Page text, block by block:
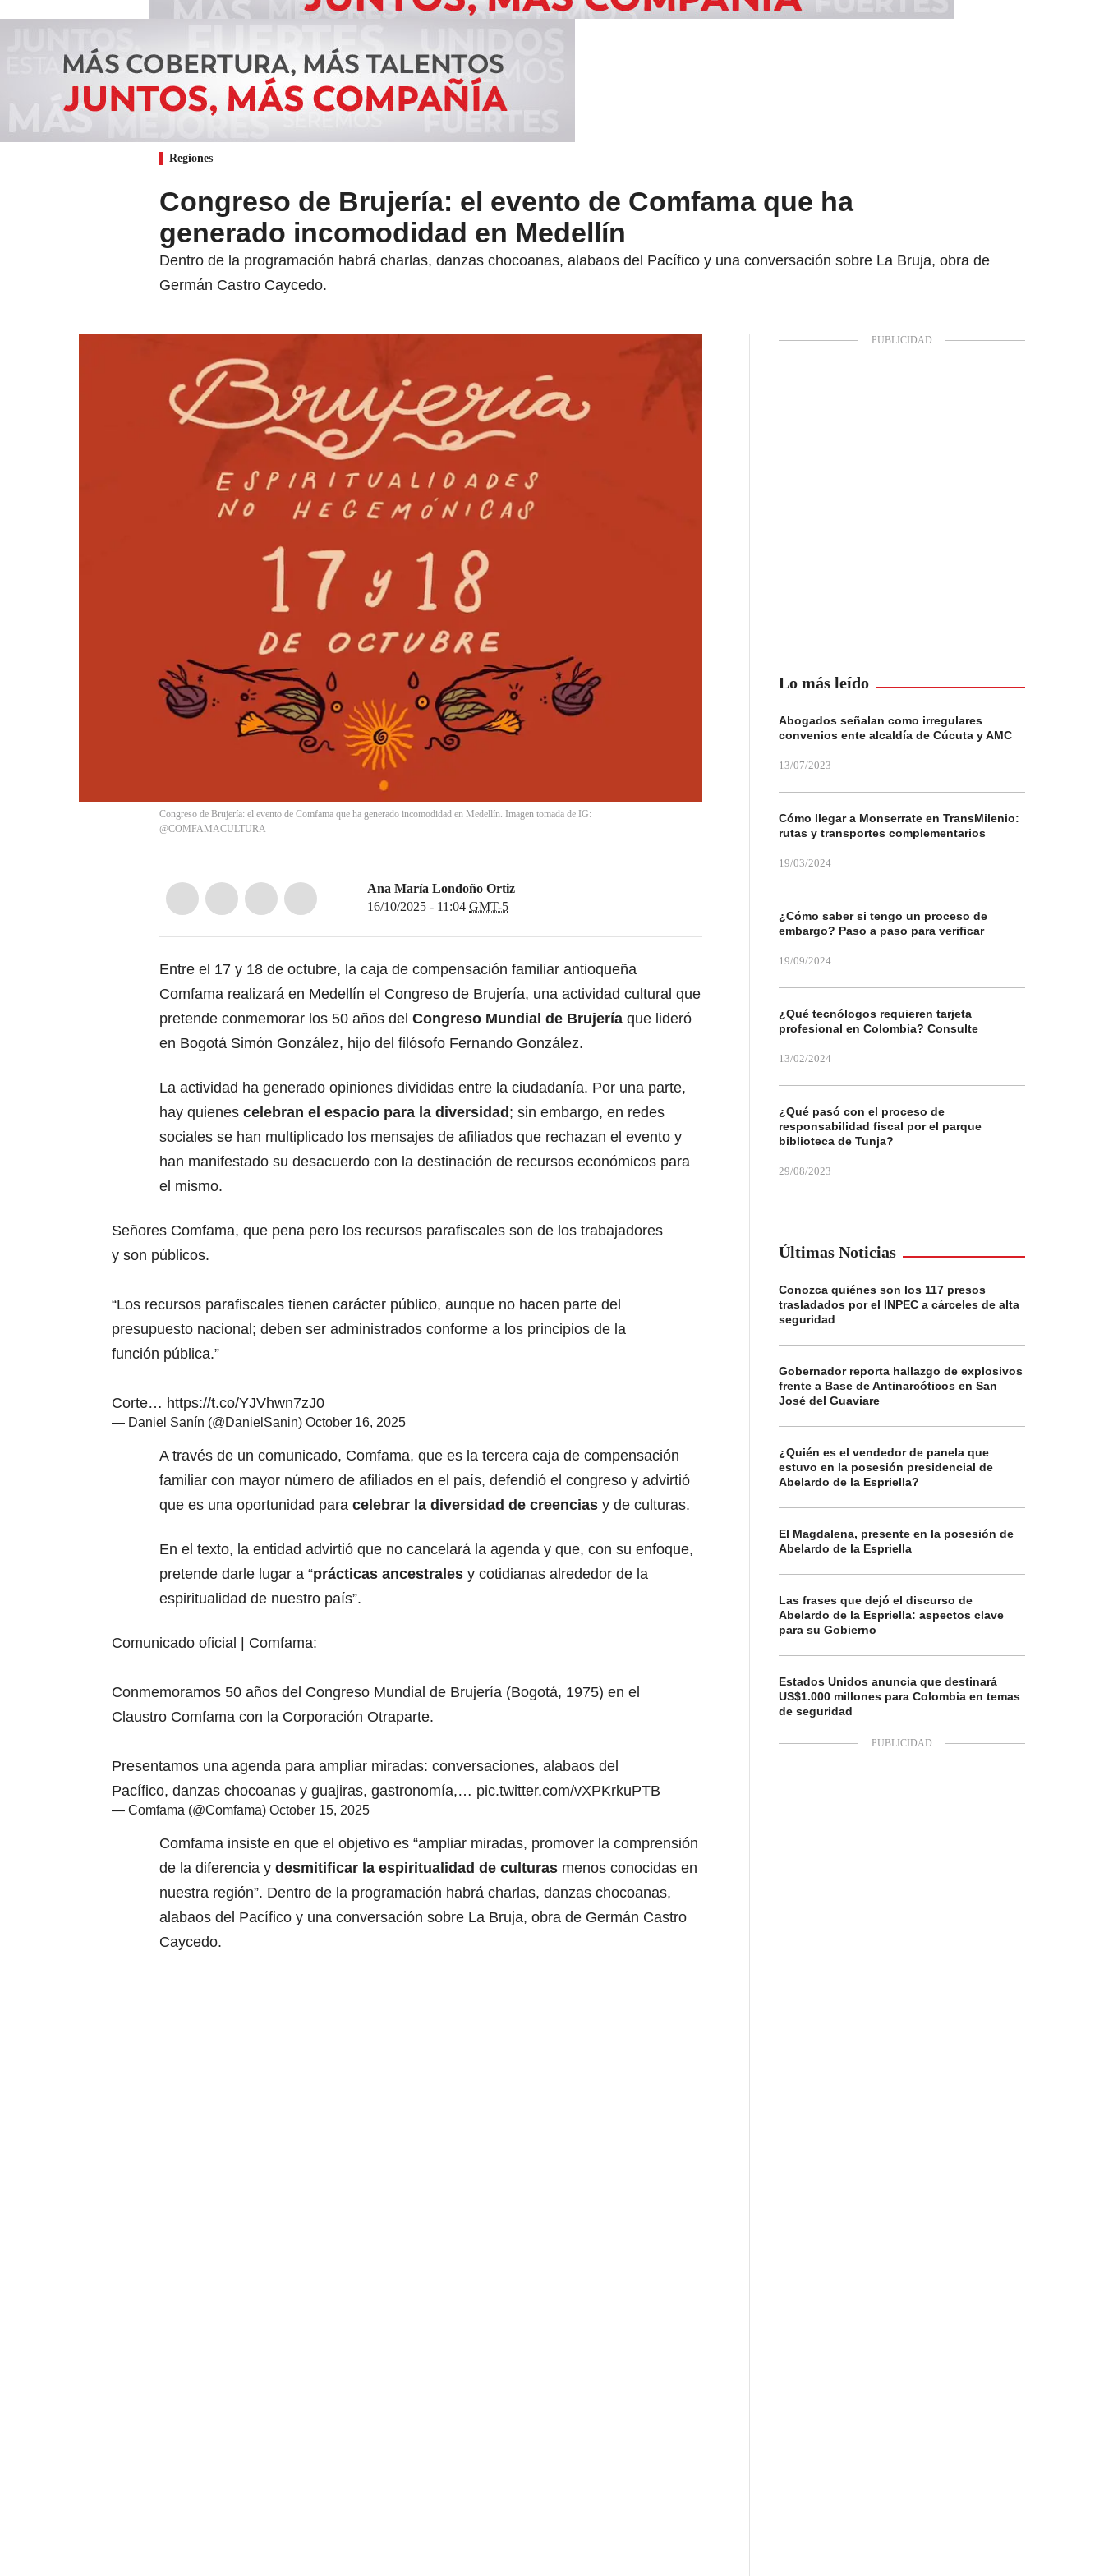
Regiones
Congreso de Brujería: el evento de Comfama que ha
generado incomodidad en Medellín
Dentro de la programación habrá charlas, danzas chocoanas, alabaos del Pacífico y una conversación sobre La Bruja, obra de
Germán Castro Caycedo.
Congreso de Brujería: el evento de Comfama que ha generado incomodidad en Medellín. Imagen tomada de IG:
@COMFAMACULTURA
Ana María Londoño Ortiz
16/10/2025 - 11:04 GMT-5
Entre el 17 y 18 de octubre, la caja de compensación familiar antioqueña
Comfama realizará en Medellín el Congreso de Brujería, una actividad cultural que
pretende conmemorar los 50 años del Congreso Mundial de Brujería que lideró
en Bogotá Simón González, hijo del filósofo Fernando González.
La actividad ha generado opiniones divididas entre la ciudadanía. Por una parte,
hay quienes celebran el espacio para la diversidad ; sin embargo, en redes
sociales se han multiplicado los mensajes de afiliados que rechazan el evento y
han manifestado su desacuerdo con la destinación de recursos económicos para
el mismo.
Señores Comfama, que pena pero los recursos parafiscales son de los trabajadores
y son públicos.
“Los recursos parafiscales tienen carácter público, aunque no hacen parte del
presupuesto nacional; deben ser administrados conforme a los principios de la
función pública.”
Corte… https://t.co/YJVhwn7zJ0
— Daniel Sanín (@DanielSanin) October 16, 2025
A través de un comunicado, Comfama, que es la tercera caja de compensación
familiar con mayor número de afiliados en el país, defendió el congreso y advirtió
que es una oportunidad para celebrar la diversidad de creencias y de culturas.
En el texto, la entidad advirtió que no cancelará la agenda y que, con su enfoque,
pretende darle lugar a “prácticas ancestrales y cotidianas alrededor de la
espiritualidad de nuestro país”.
Comunicado oficial | Comfama:
Conmemoramos 50 años del Congreso Mundial de Brujería (Bogotá, 1975) en el
Claustro Comfama con la Corporación Otraparte.
Presentamos una agenda para ampliar miradas: conversaciones, alabaos del
Pacífico, danzas chocoanas y guajiras, gastronomía,… pic.twitter.com/vXPKrkuPTB
— Comfama (@Comfama) October 15, 2025
Comfama insiste en que el objetivo es “ampliar miradas, promover la comprensión
de la diferencia y desmitificar la espiritualidad de culturas menos conocidas en
nuestra región”. Dentro de la programación habrá charlas, danzas chocoanas,
alabaos del Pacífico y una conversación sobre La Bruja, obra de Germán Castro
Caycedo.
Lo más leído
Abogados señalan como irregulares
convenios ente alcaldía de Cúcuta y AMC
13/07/2023
Cómo llegar a Monserrate en TransMilenio:
rutas y transportes complementarios
19/03/2024
¿Cómo saber si tengo un proceso de
embargo? Paso a paso para verificar
19/09/2024
¿Qué tecnólogos requieren tarjeta
profesional en Colombia? Consulte
13/02/2024
¿Qué pasó con el proceso de
responsabilidad fiscal por el parque
biblioteca de Tunja?
29/08/2023
Últimas Noticias
Conozca quiénes son los 117 presos
trasladados por el INPEC a cárceles de alta
seguridad
Gobernador reporta hallazgo de explosivos
frente a Base de Antinarcóticos en San
José del Guaviare
¿Quién es el vendedor de panela que
estuvo en la posesión presidencial de
Abelardo de la Espriella?
El Magdalena, presente en la posesión de
Abelardo de la Espriella
Las frases que dejó el discurso de
Abelardo de la Espriella: aspectos clave
para su Gobierno
Estados Unidos anuncia que destinará
US$1.000 millones para Colombia en temas
de seguridad